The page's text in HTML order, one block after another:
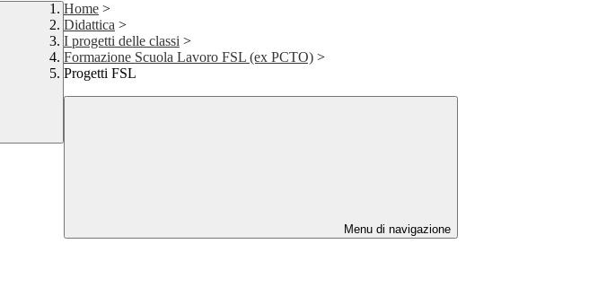
Home >
Didattica >
I progetti delle classi >
Formazione Scuola Lavoro FSL (ex PCTO) >
Progetti FSL
Menu di navigazione